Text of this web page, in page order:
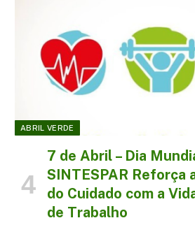
ABRIL VERDE
7 de Abril – Dia
SINTESPAR Reforça
do Cuidado com a
de Trabalho